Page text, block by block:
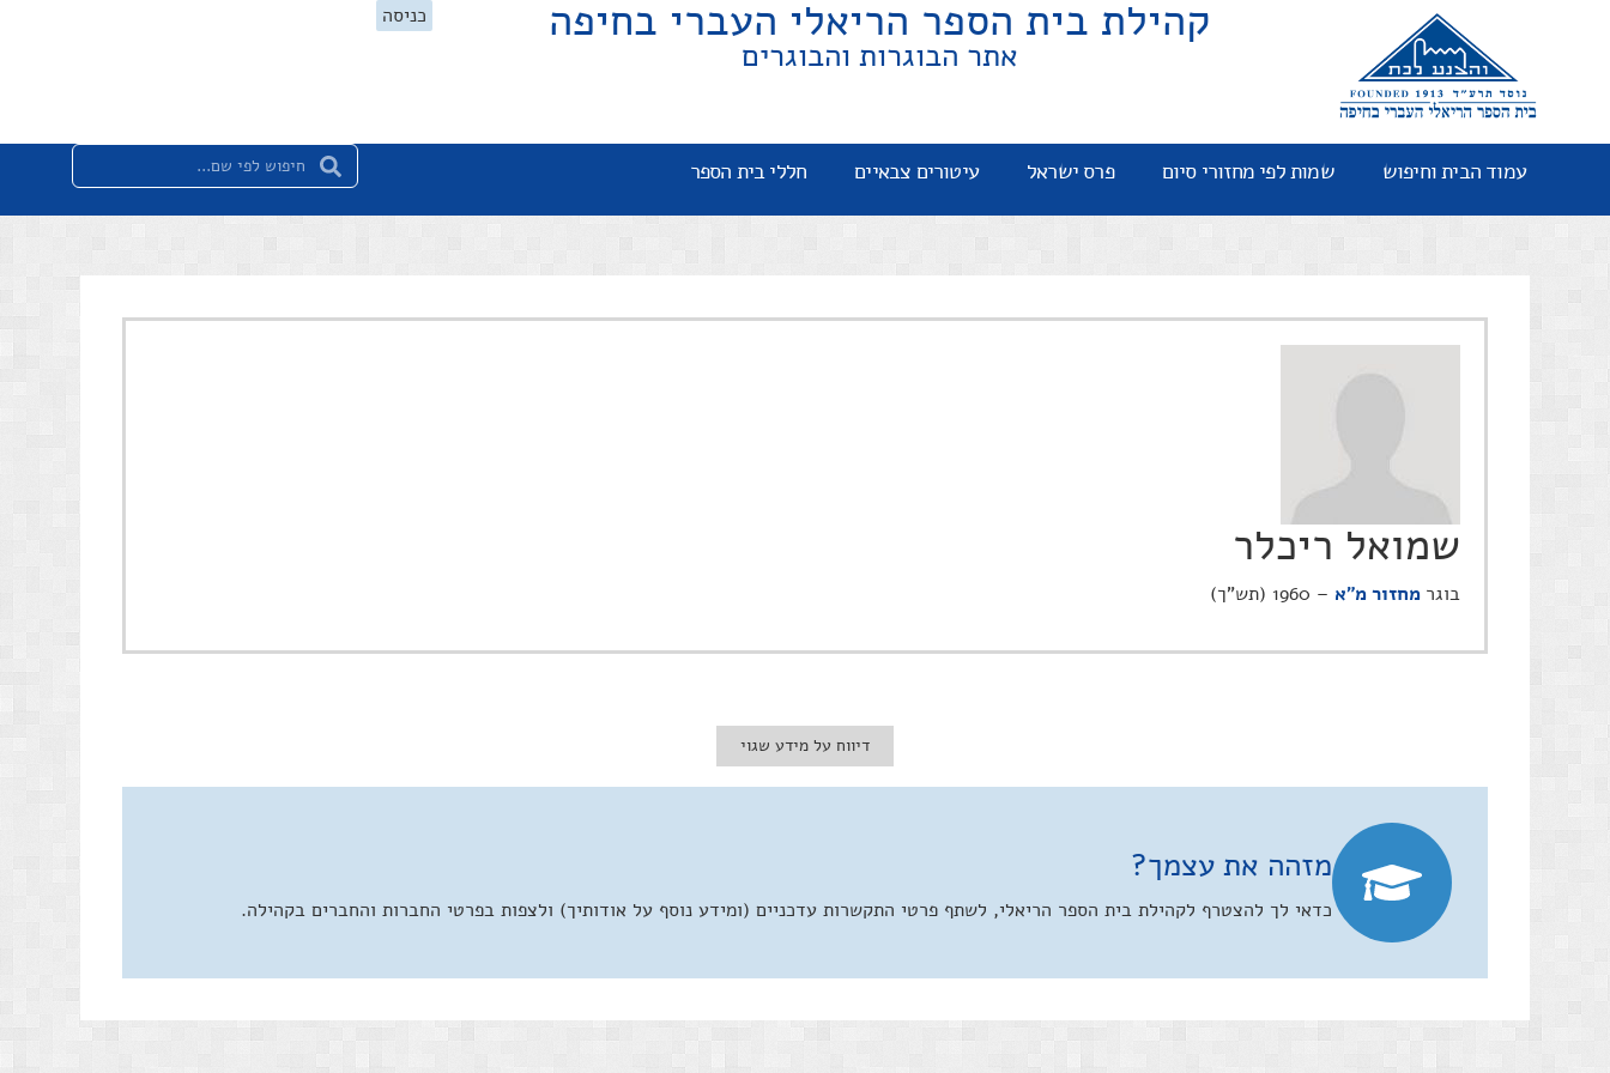
קהילת בית הספר הריאלי העברי בחיפה
אתר הבוגרות והבוגרים
כניסה
עמוד הבית וחיפוש שמות לפי מחזורי סיום פרס ישראל עיטורים צבאיים חללי בית הספר
שמואל ריכלר
בוגר מחזור מ"א – 1960 (תש"ך)
דיווח על מידע שגוי
מזהה את עצמך?
כדאי לך להצטרף לקהילת בית הספר הריאלי, לשתף פרטי התקשרות עדכניים (ומידע נוסף על אודותיך) ולצפות בפרטי החברות והחברים בקהילה.